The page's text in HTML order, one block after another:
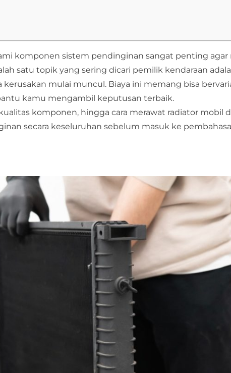
komponen sistem pendinginan sangat penting agar
satu topik yang sering dicari pemilik kendaraan
mulai muncul. Biaya ini memang bisa
kamu mengambil keputusan terbaik.
komponen, hingga cara merawat radiator mobil
secara keseluruhan sebelum masuk ke